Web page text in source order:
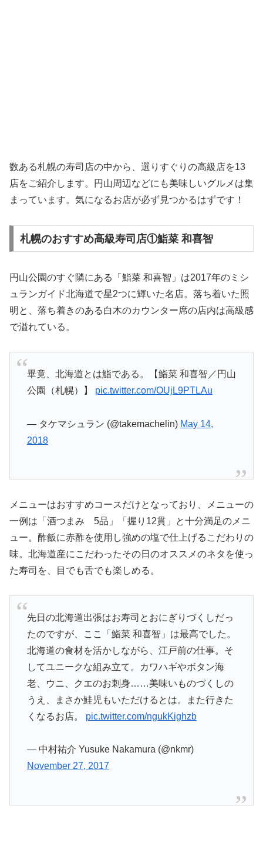
数ある札幌の寿司店の中から、選りすぐりの高級店を13
店をご紹介します。円山周辺などにも美味しいグルメは集
まっています。気になるお店が必ず見つかるはずです！
札幌のおすすめ高級寿司店①鮨菜 和喜智
円山公園のすぐ隣にある「鮨菜 和喜智」は2017年のミシ
ュランガイド北海道で星2つに輝いた名店。落ち着いた照
明と、落ち着きのある白木のカウンター席の店内は高級感
で溢れている。
畢竟、北海道とは鮨である。【鮨菜 和喜智／円山
公園（札幌）】 pic.twitter.com/OUjL9PTLAu
— タケマシュラン (@takemachelin) May 14,
2018
メニューはおすすめコースだけとなっており、メニューの
一例は「酒つまみ 5品」「握り12貫」と十分満足のメニ
ュー。酢飯に赤酢を使用し強めの塩で仕上げるこだわりの
味。北海道産にこだわったその日のオススメのネタを使っ
た寿司を、目でも舌でも楽しめる。
先日の北海道出張はお寿司とおにぎりづくしだっ
たのですが、ここ「鮨菜 和喜智」は最高でした。
北海道の食材を活かしながら、江戸前の仕事。そ
してユニークな組み立て。カワハギやボタン海
老、ウニ、クエのお刺身……美味いものづくしの
うえ、まさか鮭児もいただけるとは。また行きた
くなるお店。 pic.twitter.com/ngukKighzb
— 中村祐介 Yusuke Nakamura (@nkmr)
November 27, 2017